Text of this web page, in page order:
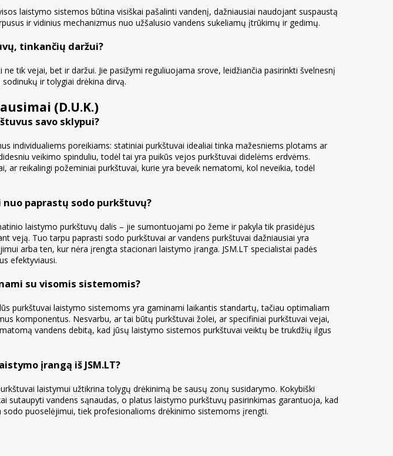
laistymo sistemos būtina visiškai pašalinti vandenį, dažniausiai naudojant suspaustą
ir vidinius mechanizmus nuo užšalusio vandens sukeliamų įtrūkimų ir gedimų.
tinkančių daržui?
tik vejai, bet ir daržui. Jie pasižymi reguliuojama srove, leidžiančia pasirinkti švelnesnį
ir tolygiai drėkina dirvą.
(D.U.K.)
savo sklypui?
individualiems poreikiams: statiniai purkštuvai idealiai tinka mažesniems plotams ar
veikimo spinduliu, todėl tai yra puikūs vejos purkštuvai didelėms erdvėms.
ar reikalingi požeminiai purkštuvai, kurie yra beveik nematomi, kol neveikia, todėl
paprastų sodo purkštuvų?
laistymo purkštuvų dalis – jie sumontuojami po žeme ir pakyla tik prasidėjus
veją. Tuo tarpu paprasti sodo purkštuvai ar vandens purkštuvai dažniausiai yra
arba ten, kur nėra įrengta stacionari laistymo įranga. JSM.LT specialistai padės
efektyviausi.
su visomis sistemomis?
purkštuvai laistymo sistemoms yra gaminami laikantis standartų, tačiau optimaliam
komponentus. Nesvarbu, ar tai būtų purkštuvai žolei, ar specifiniai purkštuvai vejai,
vandens debitą, kad jūsų laistymo sistemos purkštuvai veiktų be trukdžių ilgus
įrangą iš JSM.LT?
laistymui užtikrina tolygų drėkinimą be sausų zonų susidarymo. Kokybiški
sutaupyti vandens sąnaudas, o platus laistymo purkštuvų pasirinkimas garantuoja, kad
puoselėjimui, tiek profesionalioms drėkinimo sistemoms įrengti.